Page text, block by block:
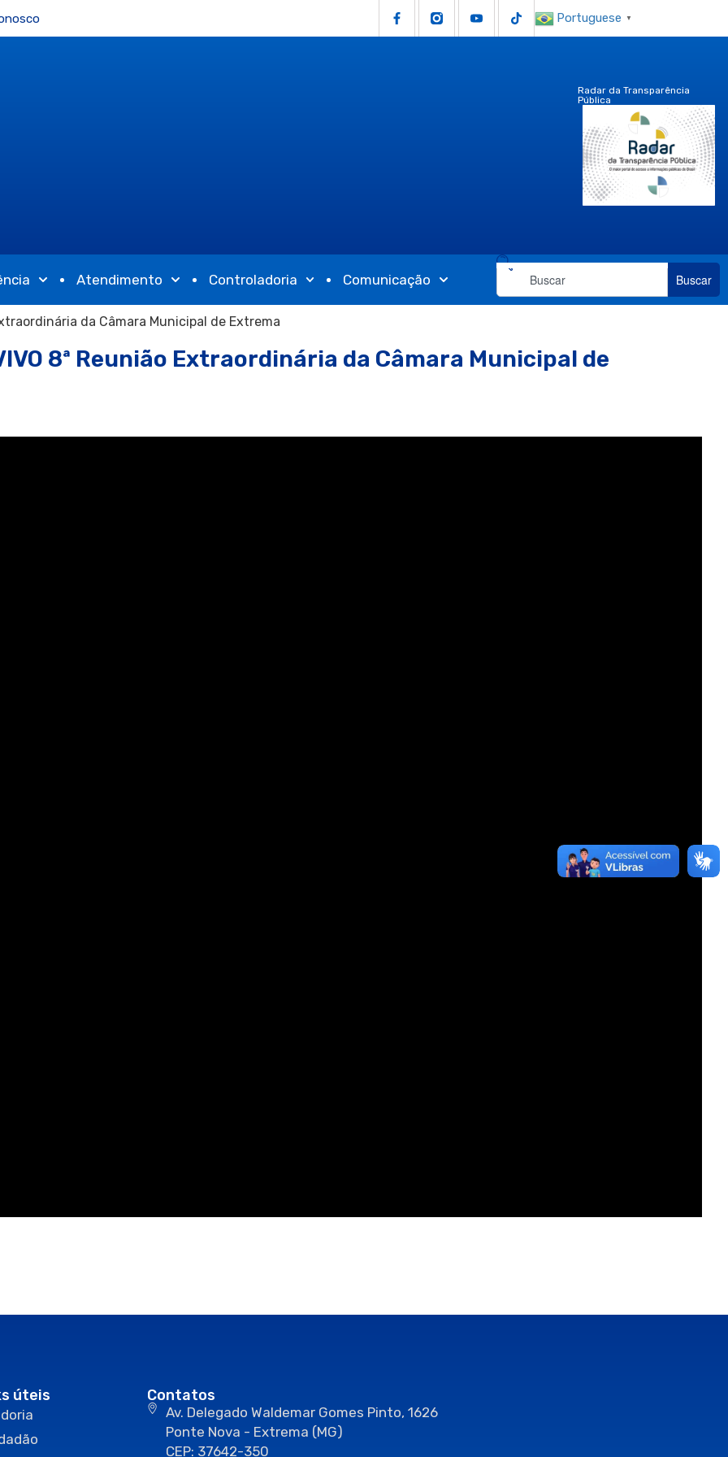
Portuguese ▼
Radar da Transparência
Pública
Atendimento Controladoria Comunicação Buscar
da Câmara Municipal de Extrema
8ª Reunião Extraordinária da Câmara Municipal de
úteis Contatos
Av. Delegado Waldemar Gomes Pinto, 1626
Ponte Nova - Extrema (MG)
CEP: 37642-350